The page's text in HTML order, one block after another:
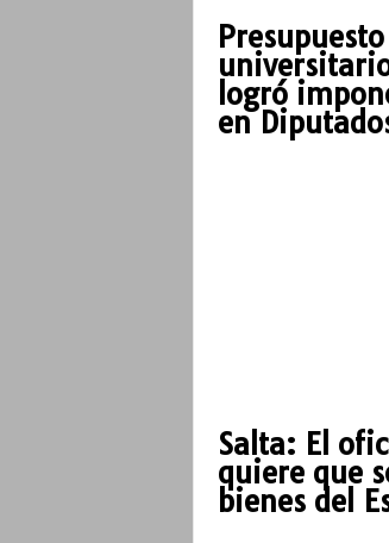
Presupuesto
logró
en
Salta: El
quiere que
bienes del